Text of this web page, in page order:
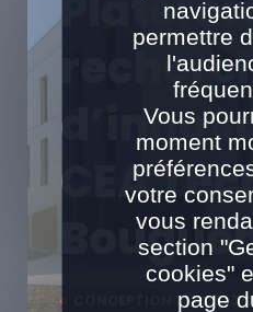
CONCEPTION
CEA
permettre
Vous
moment
votre
vous
section
cookies"
page